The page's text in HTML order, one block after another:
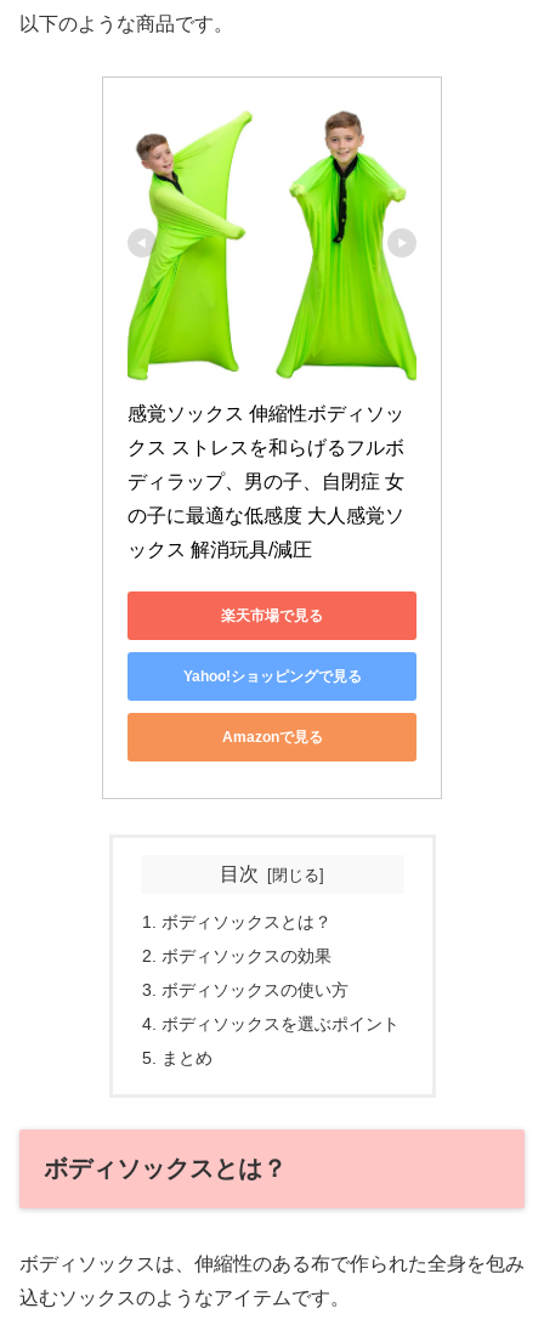
以下のような商品です。
感覚ソックス 伸縮性ボディソッ
クス ストレスを和らげるフルボ
ディラップ、男の子、自閉症 女
の子に最適な低感度 大人感覚ソ
ックス 解消玩具/減圧
楽天市場で見る
Yahoo!ショッピングで見る
Amazonで見る
目次
ボディソックスとは？
ボディソックスの効果
ボディソックスの使い方
ボディソックスを選ぶポイント
まとめ
ボディソックスとは？
ボディソックスは、伸縮性のある布で作られた全身を包み
込むソックスのようなアイテムです。